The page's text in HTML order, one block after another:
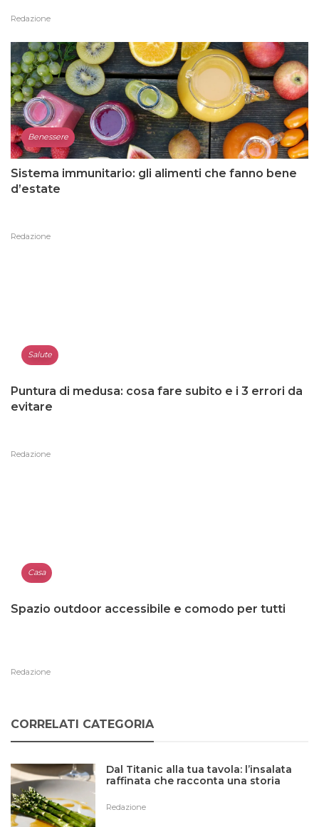
Redazione
Benessere
Sistema immunitario: gli alimenti che fanno bene
d’estate
Redazione
Salute
Puntura di medusa: cosa fare subito e i 3 errori da
evitare
Redazione
Casa
Spazio outdoor accessibile e comodo per tutti
Redazione
CORRELATI CATEGORIA
Dal Titanic alla tua tavola: l’insalata
raffinata che racconta una storia
Redazione